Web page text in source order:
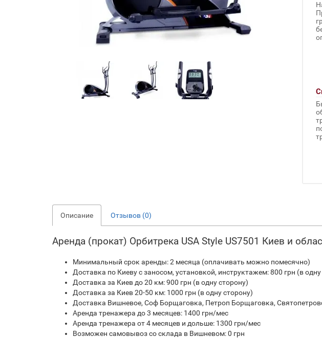
Описание Отзывов (0)
Аренда (прокат) Орбитрека USA Style US7501 Киев и
Минимальный срок аренды: 2 месяца (оплачивать можно помесячно)
Доставка по Киеву с заносом, установкой, инструктажем: 800 грн (в одну
Доставка за Киев до 20 км: 900 грн (в одну сторону)
Доставка за Киев 20-50 км: 1000 грн (в одну сторону)
Доставка Вишневое, Соф Борщаговка, Петроп Борщаговка,
Аренда тренажера до 3 месяцев: 1400 грн/мес
Аренда тренажера от 4 месяцев и дольше: 1300 грн/мес
Возможен самовывоз со склада в Вишневом: 0 грн